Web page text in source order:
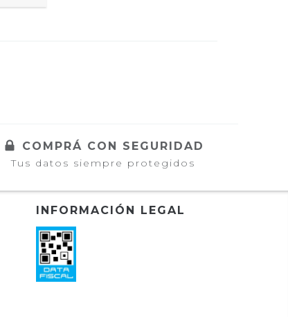
COMPRÁ CON SEGURIDAD
Tus datos siempre protegidos
INFORMACIÓN LEGAL